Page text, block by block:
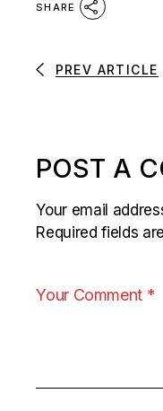
SHARE
PREV ARTICLE
POST A
Your email
Required fields